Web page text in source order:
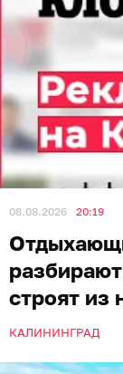
08.08.2026 20:19
строят из
КАЛИНИНГРАД